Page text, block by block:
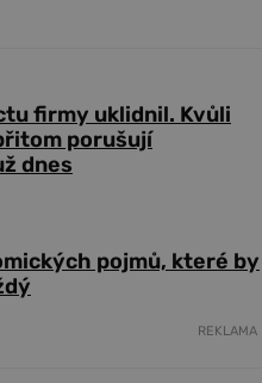
firmy uklidnil. Kvůli
porušují
dnes
pojmů, které by
REKLAMA